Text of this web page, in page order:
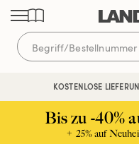
Direkt
zum
Inhalt
Direkt
zur
Navigation
Direkt
zur
Suche
KOSTENLOSE
Bis zu -40%
+ 25% auf